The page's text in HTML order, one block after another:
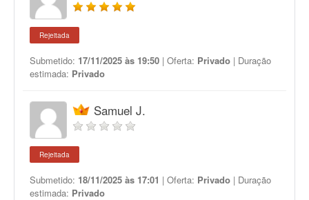
Rejeitada
Submetido: 17/11/2025 às 19:50 | Oferta: Privado | Duração
estimada: Privado
Samuel J.
Rejeitada
Submetido: 18/11/2025 às 17:01 | Oferta: Privado | Duração
estimada: Privado